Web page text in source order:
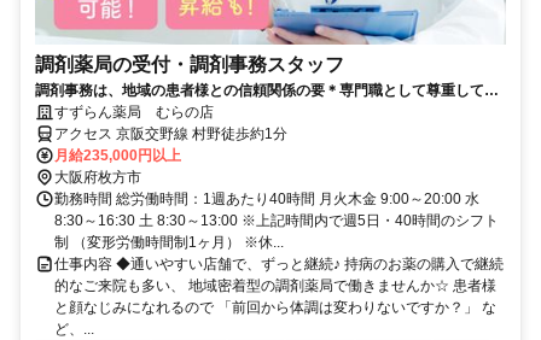
調剤薬局の受付・調剤事務スタッフ
調剤事務は、地域の患者様との信頼関係の要＊専門職として尊重してく
れる会社でキャリアアップ！
すずらん薬局 むらの店
アクセス 京阪交野線 村野徒歩約1分
月給235,000円以上
大阪府枚方市
勤務時間 総労働時間：1週あたり40時間 月火木金 9:00～20:00 水
8:30～16:30 土 8:30～13:00 ※上記時間内で週5日・40時間のシフト
制 （変形労働時間制1ヶ月） ※休...
仕事内容 ◆通いやすい店舗で、ずっと継続♪ 持病のお薬の購入で継続
的なご来院も多い、 地域密着型の調剤薬局で働きませんか☆ 患者様
と顔なじみになれるので 「前回から体調は変わりないですか？」 な
ど、...